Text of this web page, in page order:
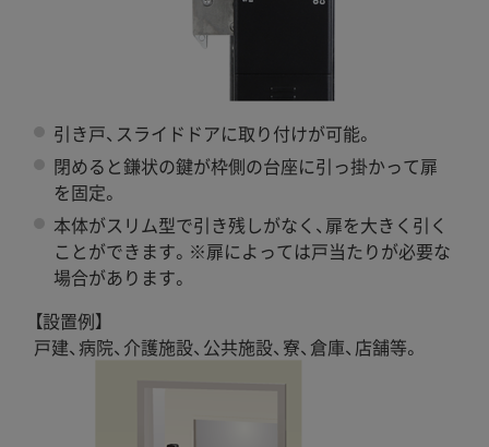
引き戸、スライドドアに取り付けが可能。
閉めると鎌状の鍵が枠側の台座に引っ掛かって扉
を固定。
本体がスリム型で引き残しがなく、扉を大きく引く
ことができます。※扉によっては戸当たりが必要な
場合があります。
【設置例】
戸建、病院、介護施設、公共施設、寮、倉庫、店舗等。